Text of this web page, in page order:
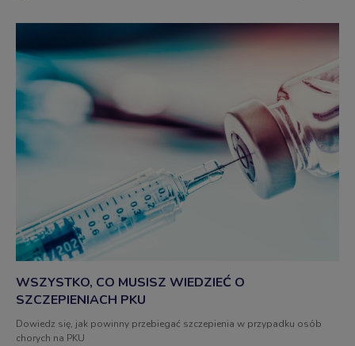
WSZYSTKO, CO MUSISZ WIEDZIEĆ O
SZCZEPIENIACH PKU
Dowiedz się, jak powinny przebiegać szczepienia w przypadku osób
chorych na PKU